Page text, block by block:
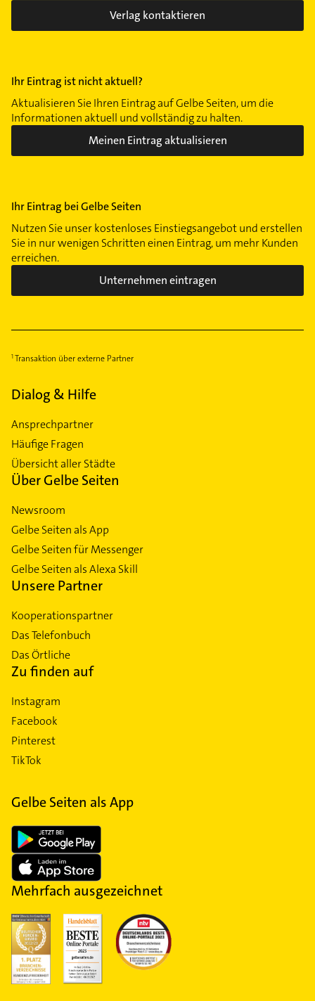
Verlag kontaktieren
Ihr Eintrag ist nicht aktuell?
Aktualisieren Sie Ihren Eintrag auf Gelbe Seiten, um die
Informationen aktuell und vollständig zu halten.
Meinen Eintrag aktualisieren
Ihr Eintrag bei Gelbe Seiten
Nutzen Sie unser kostenloses Einstiegsangebot und erstellen
Sie in nur wenigen Schritten einen Eintrag, um mehr Kunden
erreichen.
Unternehmen eintragen
Transaktion über externe Partner
Dialog & Hilfe
Ansprechpartner
Häufige Fragen
Übersicht aller Städte
Über Gelbe Seiten
Newsroom
Gelbe Seiten als App
Gelbe Seiten für Messenger
Gelbe Seiten als Alexa Skill
Unsere Partner
Kooperationspartner
Das Telefonbuch
Das Örtliche
Zu finden auf
Instagram
Facebook
Pinterest
TikTok
Gelbe Seiten als App
Mehrfach ausgezeichnet